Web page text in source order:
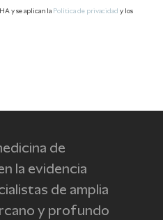
y se aplican la Política de privacidad y los
de
la evidencia
de amplia
y profundo